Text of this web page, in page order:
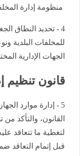
منظومة إدارة
4 - تحديد النطاق
للمخلفات البلدية
الجهات الإدارية
قانون تنظيم
القانون، والتأكد من
لتغطية ما تتعاقد
قبل إتمام التعاقد